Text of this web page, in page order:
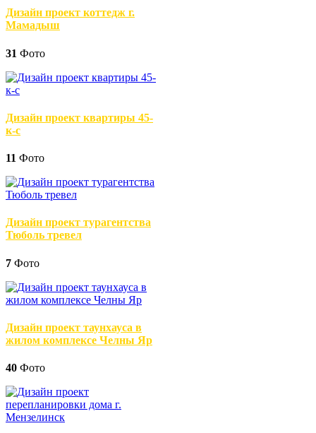
Дизайн проект коттедж г.
Мамадыш
31 Фото
Дизайн проект квартиры 45-
к-с
11 Фото
Дизайн проект турагентства
Тюболь тревел
7 Фото
Дизайн проект таунхауса в
жилом комплексе Челны Яр
40 Фото